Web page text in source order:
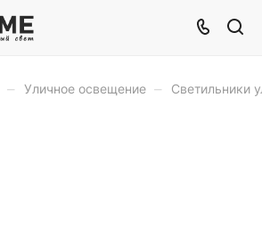
– Уличное освещение – Светильники